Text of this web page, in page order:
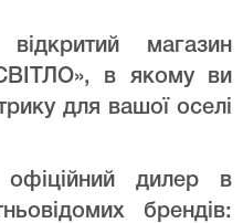
магазин
в якому ви
для вашої оселі
дилер в
брендів: